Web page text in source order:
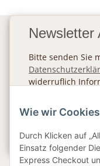
Newsletter
Bitte senden Sie
widerruflich
Produktsortiment
Newsletter
Wie wir
Durch Klicken auf
Einsatz folgender
Express Checkout